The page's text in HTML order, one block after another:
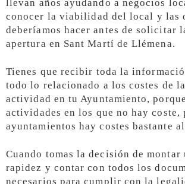
llevan años ayudando a negocios
conocer la viabilidad del local y las
deberíamos hacer antes de solicitar
apertura en Sant Martí de Llémena.
Tienes que recibir toda la
todo lo relacionado a los costes de
actividad en tu Ayuntamiento,
actividades en los que no hay coste,
ayuntamientos hay costes bastante
Cuando tomas la decisión de montar
rapidez y contar con todos los
necesarios para cumplir con la